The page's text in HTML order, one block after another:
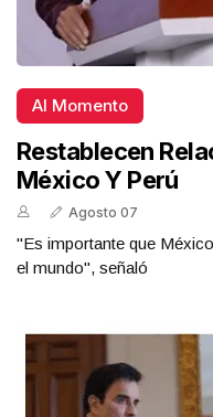
Al Momento
Restablecen
México Y Perú
Agosto 07
"Es importante que
el mundo", señaló